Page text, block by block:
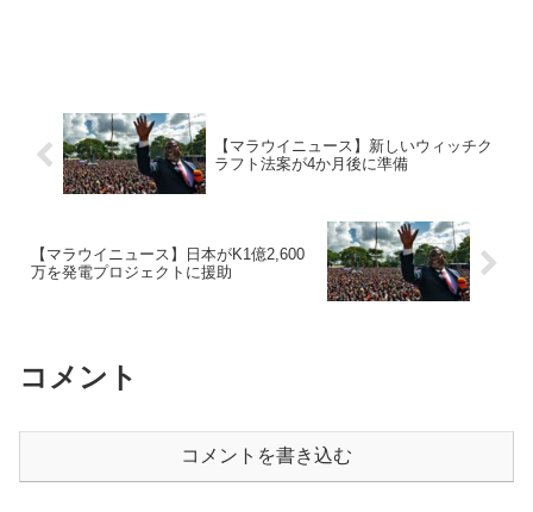
【マラウイニュース】新しいウィッチク
ラフト法案が4か月後に準備
【マラウイニュース】日本がK1億2,600
万を発電プロジェクトに援助
コメント
コメントを書き込む